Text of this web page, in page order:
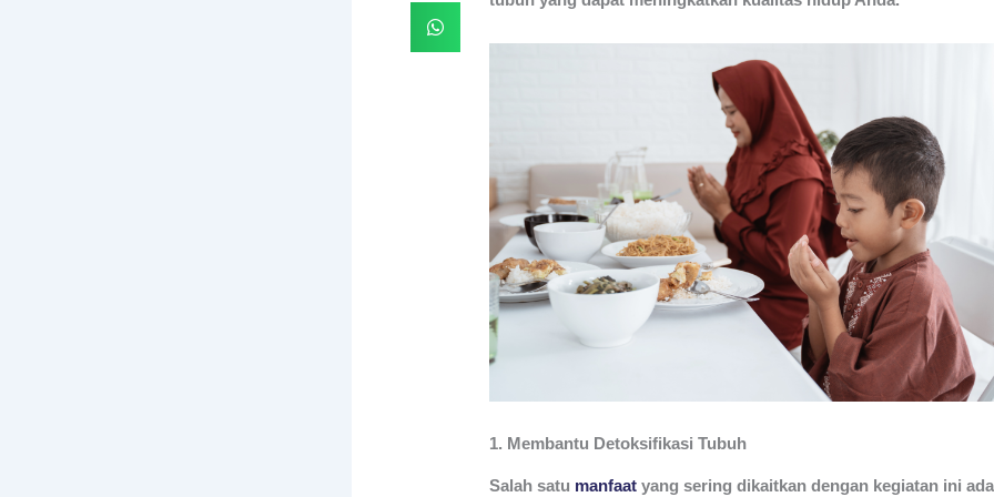
1. Membantu Detoksifikasi Tubuh
Salah satu manfaatyang sering dikaitkan dengan kegiatan ini